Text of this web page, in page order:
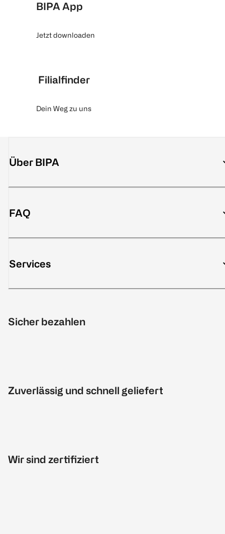
BIPA App
Jetzt downloaden
Filialfinder
Dein Weg zu uns
Über BIPA
FAQ
Services
Sicher bezahlen
Zuverlässig und schnell geliefert
Wir sind zertifiziert